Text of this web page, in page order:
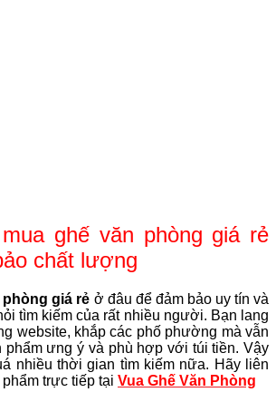
ghế văn phòng giá rẻ
chất lượng
giá rẻ ở đâu để đảm bảo uy tín và
tìm kiếm của rất nhiều người. Bạn lang
website, khắp các phố phường mà vẫn
ưng ý và phù hợp với túi tiền. Vậy
nhiều thời gian tìm kiếm nữa. Hãy liên
trực tiếp tại Vua Ghế Văn Phòng